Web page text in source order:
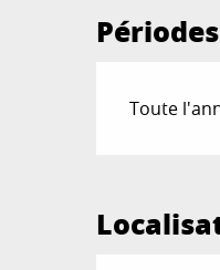
Toute